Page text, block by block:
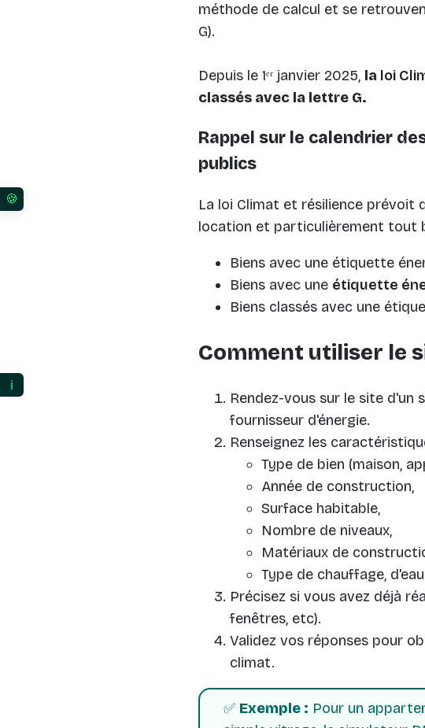
méthode de calcul et se
G).
Depuis le 1ᵉʳ janvier 2025, la loi
classés avec la lettre G.
Rappel sur le calendrier
publics
La loi Climat et résilience prévoit
location et particulièrement tout
Biens avec une étiquette
Biens avec une étiquette
Biens classés avec une
Comment utiliser le
Rendez-vous sur le site d'un
fournisseur d'énergie.
Renseignez les
Type de bien (maison,
Année de construction,
Surface habitable,
Nombre de niveaux,
Matériaux de
Type de chauffage,
Précisez si vous avez déjà
fenêtres, etc).
Validez vos réponses pour
climat.
✅ Exemple : Pour un
ℹ️
Vos préférences en matière de consentement pour les